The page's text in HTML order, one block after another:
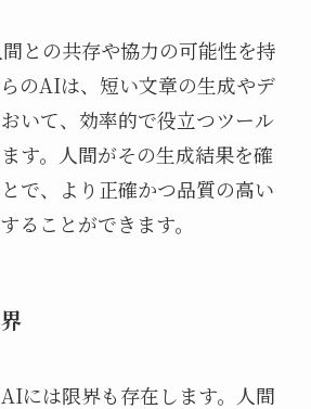
との共存や協力の可能性を持
のAIは、短い文章の生成やデ
いて、効率的で役立つツール
す。人間がその生成結果を確
で、より正確かつ品質の高い
ることができます。
には限界も存在します。人間